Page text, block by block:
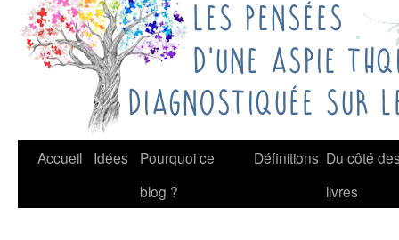
Accueil Idées
Pourquoi ce
blog ?
Définitions Du côté
livres